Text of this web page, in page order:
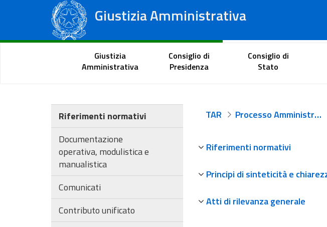
Giustizia Amministrativa
Tribunali Amministrativi Regionali
Portale del cittadino
Giustizia
Amministrativa
Consiglio di
Presidenza
Consiglio di
Stato
Riferimenti normativi
Documentazione
operativa, modulistica e
manualistica
Comunicati
Contributo unificato
TAR Processo Amministrativo Telematico
Riferimenti normativi
Principi di sinteticità e
Atti di rilevanza generale